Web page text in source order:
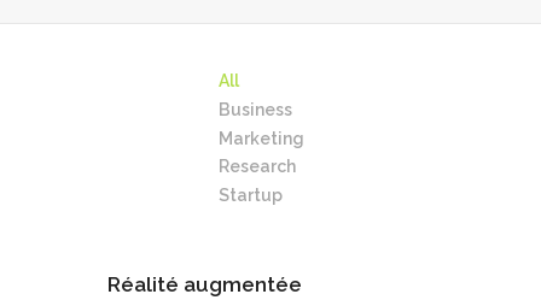
All
Business
Marketing
Research
Startup
Réalité augmentée